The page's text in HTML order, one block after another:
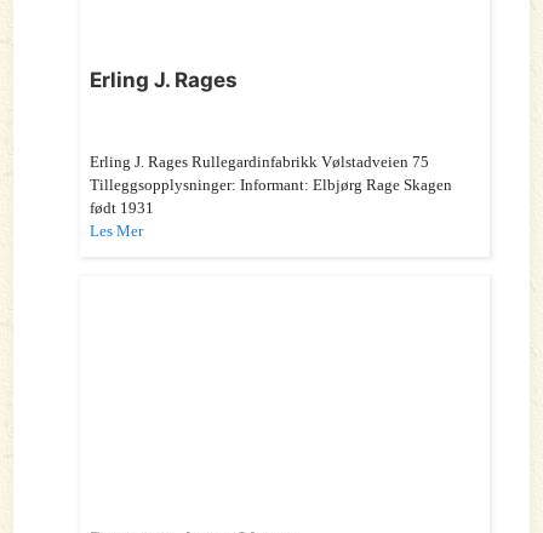
Erling J. Rages
Erling J. Rages Rullegardinfabrikk Vølstadveien 75
Tilleggsopplysninger: Informant: Elbjørg Rage Skagen
født 1931
Les Mer